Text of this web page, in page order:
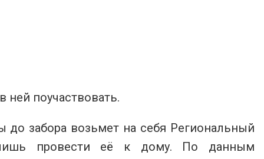
ней поучаствовать.
забора возьмет на себя Региональный
лишь провести её к дому. По данным